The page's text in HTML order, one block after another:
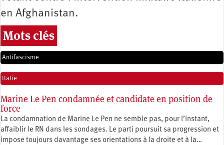
en Afghanistan.
Mots clés
Antifascisme
Italie
Marine Le Pen condamnée et candidate en position de
force
La condamnation de Marine Le Pen ne semble pas, pour l’instant,
affaiblir le RN dans les sondages. Le parti poursuit sa progression et
impose toujours davantage ses orientations à la droite et à la…